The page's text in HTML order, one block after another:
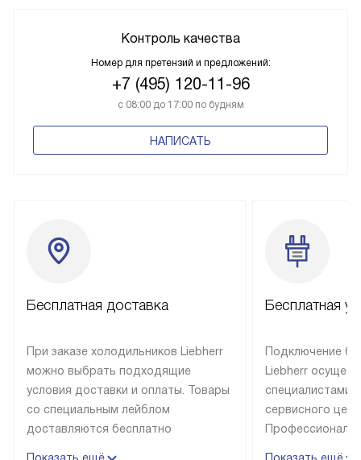
Контроль качества
Номер для претензий и предложений:
+7 (495) 120-11-96
с 08:00 до 17:00 по будням
НАПИСАТЬ
Бесплатная доставка
При заказе холодильников Liebherr
можно выбрать подходящие
условия доставки и оплаты. Товары
со специальным лейблом
доставляются бесплатно
Показать ещё
Бесплатная
Подключение
Liebherr
специалистами
сервисного
Показать ещё